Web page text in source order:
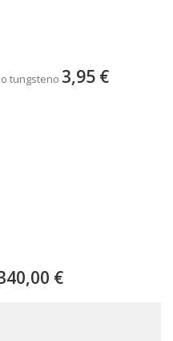
tungsteno 3,95 €
€